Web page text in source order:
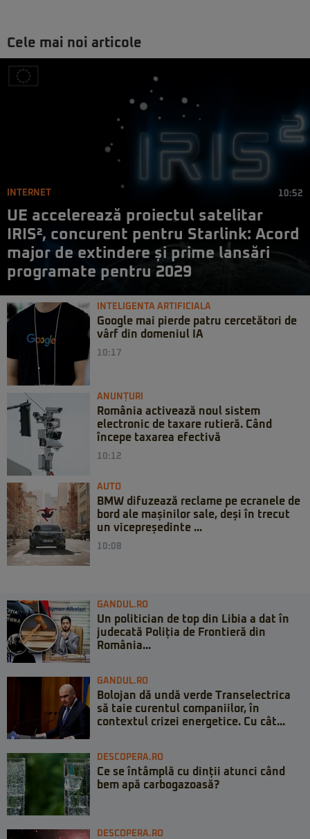
Cele mai noi articole
INTERNET 10:52
UE accelerează proiectul satelitar
IRIS², concurent pentru Starlink: Acord
major de extindere și prime lansări
programate pentru 2029
INTELIGENTA ARTIFICIALA
Google mai pierde patru cercetători de
vârf din domeniul IA
10:17
ANUNȚURI
România activează noul sistem
electronic de taxare rutieră. Când
începe taxarea efectivă
10:12
AUTO
BMW difuzează reclame pe ecranele de
bord ale mașinilor sale, deși în trecut
un vicepreședinte ...
10:08
GANDUL.RO
Un politician de top din Libia a dat în
judecată Poliția de Frontieră din
România...
GANDUL.RO
Bolojan dă undă verde Transelectrica
să taie curentul companiilor, în
contextul crizei energetice. Cu cât...
DESCOPERA.RO
Ce se întâmplă cu dinții atunci când
bem apă carbogazoasă?
DESCOPERA.RO